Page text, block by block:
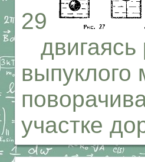
29
двигаясь
участке